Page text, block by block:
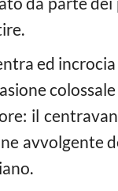
ed
colossale
il
avvolgente